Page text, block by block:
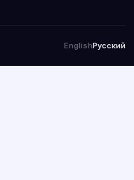
EnglishРусский